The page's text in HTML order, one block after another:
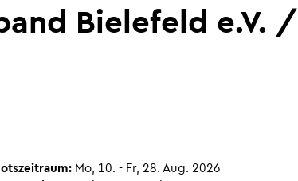
Bielefeld e.V. /
Mo, 10. - Fr, 28. Aug. 2026